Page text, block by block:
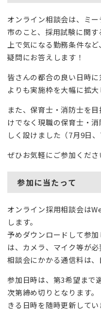
オンライン相談会は、ミ
市のこと、採用試験に関
上で気になる勤務条件な
疑問にお答えします！
皆さんの都合の良い日時
よりも実施枠を大幅に拡大
また、保育士・消防士を
けでなく現職の保育士・
しく設けました（7月9日、
ぜひお気軽にご参加くださ
参加に当たって
オンライン採用相談会は
します。
予めダウンロードして参
は、カメラ、マイク等が必
相談会にかかる通信料は、
参加日時は、第3希望まで
次第締め切りとなります
きる日時を随時更新して